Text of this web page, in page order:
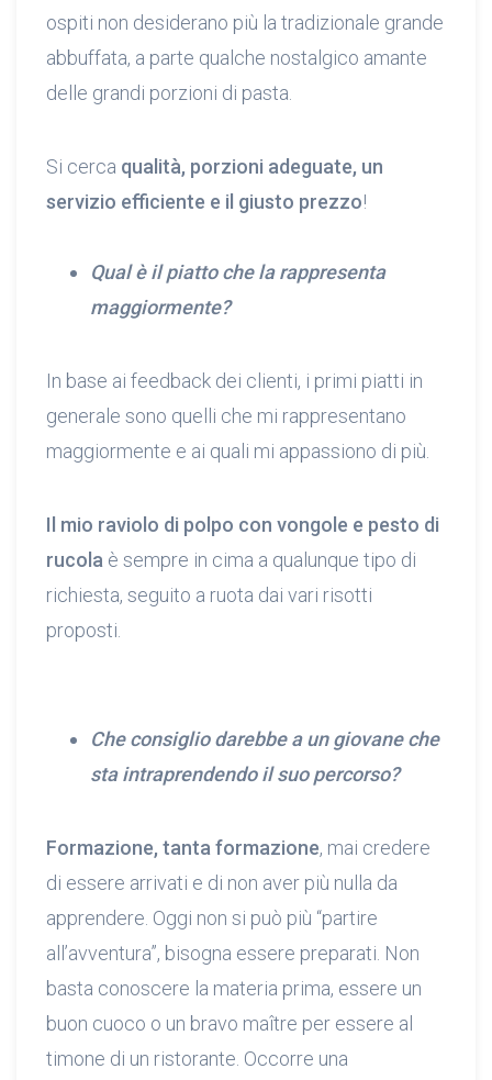
ospiti non desiderano più la tradizionale grande
abbuffata, a parte qualche nostalgico amante
delle grandi porzioni di pasta.
Si cerca qualità, porzioni adeguate, un
servizio efficiente e il giusto prezzo!
Qual è il piatto che la rappresenta
maggiormente?
In base ai feedback dei clienti, i primi piatti in
generale sono quelli che mi rappresentano
maggiormente e ai quali mi appassiono di più.
Il mio raviolo di polpo con vongole e pesto di
rucola è sempre in cima a qualunque tipo di
richiesta, seguito a ruota dai vari risotti
proposti.
Che consiglio darebbe a un giovane che
sta intraprendendo il suo percorso?
Formazione, tanta formazione, mai credere
di essere arrivati e di non aver più nulla da
apprendere. Oggi non si può più “partire
all’avventura”, bisogna essere preparati. Non
basta conoscere la materia prima, essere un
buon cuoco o un bravo maître per essere al
timone di un ristorante. Occorre una